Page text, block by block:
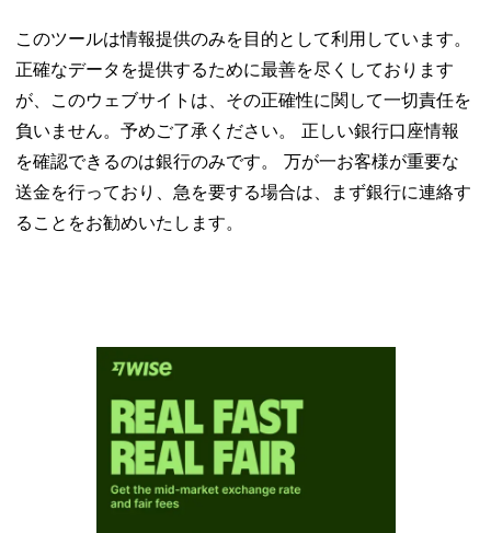
このツールは情報提供のみを目的として利用しています。
正確なデータを提供するために最善を尽くしております
が、このウェブサイトは、その正確性に関して一切責任を
負いません。予めご了承ください。 正しい銀行口座情報
を確認できるのは銀行のみです。 万が一お客様が重要な
送金を行っており、急を要する場合は、まず銀行に連絡す
ることをお勧めいたします。